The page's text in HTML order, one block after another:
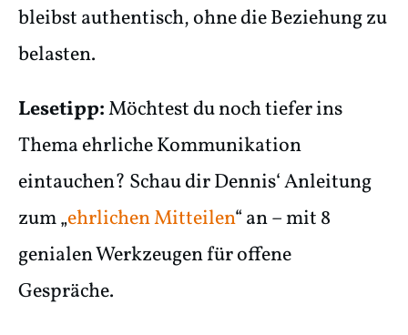
bleibst authentisch, ohne die Beziehung zu
belasten.
Lesetipp:Möchtest du noch tiefer ins
Thema ehrliche Kommunikation
eintauchen? Schau dir Dennis‘ Anleitung
zum„ehrlichen Mitteilen“ an – mit 8
genialen Werkzeugen für offene
Gespräche.